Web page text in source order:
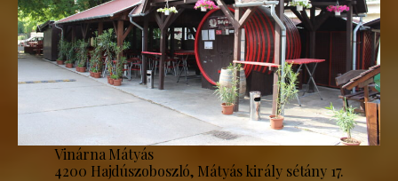
Vinárna Mátyás
4200 Hajdúszoboszló, Mátyás király sétány 17.